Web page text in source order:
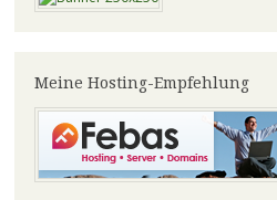
Meine Hosting-Empfehlung